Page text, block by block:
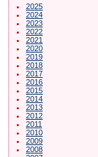
2025
2024
2023
2022
2021
2020
2019
2018
2017
2016
2015
2014
2013
2012
2011
2010
2009
2008